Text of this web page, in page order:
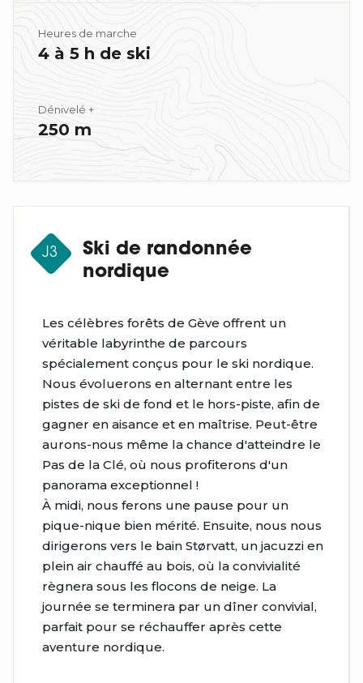
Heures de marche
4 à 5 h de ski
Dénivelé +
250 m
J3
Ski de randonnée
nordique
Les célèbres forêts de Gève offrent un
véritable labyrinthe de parcours
spécialement conçus pour le ski nordique.
Nous évoluerons en alternant entre les
pistes de ski de fond et le hors-piste, afin de
gagner en aisance et en maîtrise. Peut-être
aurons-nous même la chance d'atteindre le
Pas de la Clé, où nous profiterons d'un
panorama exceptionnel !
À midi, nous ferons une pause pour un
pique-nique bien mérité. Ensuite, nous nous
dirigerons vers le bain Størvatt, un jacuzzi en
plein air chauffé au bois, où la convivialité
règnera sous les flocons de neige. La
journée se terminera par un dîner convivial,
parfait pour se réchauffer après cette
aventure nordique.